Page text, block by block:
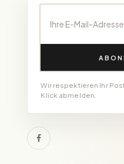
Wir respektieren Ihr
Klick abmelden.